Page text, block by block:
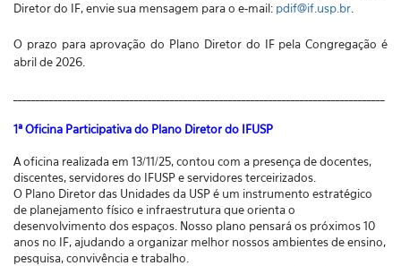
Diretor do IF, envie sua mensagem para o e-mail: pdif@if.usp.br
O prazo para aprovação do Plano Diretor do IF pela Congregação é
abril de 2026.
1ª Oficina Participativa do Plano Diretor do IFUSP
A oficina realizada em 13/11/25, contou com a presença de docentes,
discentes, servidores do IFUSP e servidores terceirizados.
O Plano Diretor das Unidades da USP é um instrumento estratégico
de planejamento físico e infraestrutura que orienta o
desenvolvimento dos espaços. Nosso plano pensará os próximos 10
anos no IF, ajudando a organizar melhor nossos ambientes de ensino,
pesquisa, convivência e trabalho.